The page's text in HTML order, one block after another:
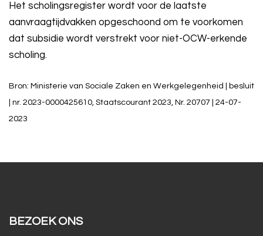
Het scholingsregister wordt voor de laatste
aanvraagtijdvakken opgeschoond om te voorkomen
dat subsidie wordt verstrekt voor niet-OCW-erkende
scholing.
Bron: Ministerie van Sociale Zaken en Werkgelegenheid | besluit
| nr. 2023-0000425610, Staatscourant 2023, Nr. 20707 | 24-07-
2023
BEZOEK ONS